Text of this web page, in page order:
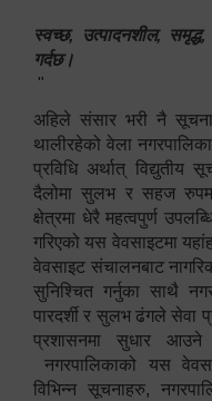
स्वच्छ, उत्पादनशील,
गर्दछ।
"
अहिले संसार भरी नै सूचना
थालीरहेको वेला
प्रविधि अर्थात् विद्युतीय
दैलोमा सुलभ र सहज
क्षेत्रमा धेरै महत्वपुर्ण
गरिएको यस वेवसाइटमा
वेवसाइट संचालनबाट
सुनिश्चित गर्नुका साथै
पारदर्शी र सुलभ ढंगले सेवा
प्रशासनमा सुधार
नगरपालिकाको यस
विभिन्न सूचनाहरु,